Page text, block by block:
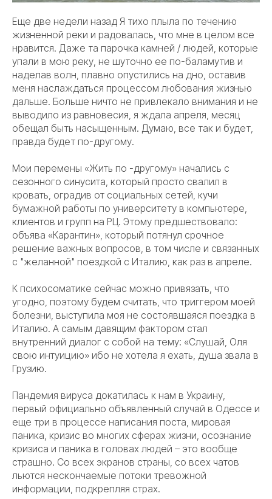
Еще две недели назад Я тихо плыла по течению
жизненной реки и радовалась, что мне в целом все
нравится. Даже та парочка камней / людей, которые
упали в мою реку, не шуточно ее по-баламутив и
наделав волн, плавно опустились на дно, оставив
меня наслаждаться процессом любования жизнью
дальше. Больше ничто не привлекало внимания и не
выводило из равновесия, я ждала апреля, месяц
обещал быть насыщенным. Думаю, все так и будет,
правда будет по-другому.
Мои перемены «Жить по -другому» начались с
сезонного синусита, который просто свалил в
кровать, оградив от социальных сетей, кучи
бумажной работы по университету в компьютере,
клиентов и групп на РЦ. Этому предшествовало:
объява «Карантин», который потянул срочное
решение важных вопросов, в том числе и связанных
с "желанной" поездкой с Италию, как раз в апреле.
К психосоматике сейчас можно привязать, что
угодно, поэтому будем считать, что триггером моей
болезни, выступила моя не состоявшаяся поездка в
Италию. А самым давящим фактором стал
внутренний диалог с собой на тему: «Слушай, Оля
свою интуицию» ибо не хотела я ехать, душа звала в
Грузию.
Пандемия вируса докатилась к нам в Украину,
первый официально объявленный случай в Одессе и
еще три в процессе написания поста, мировая
паника, кризис во многих сферах жизни, осознание
кризиса и паника в головах людей – это вообще
страшно. Со всех экранов страны, со всех чатов
льются нескончаемые потоки тревожной
информации, подкрепляя страх.